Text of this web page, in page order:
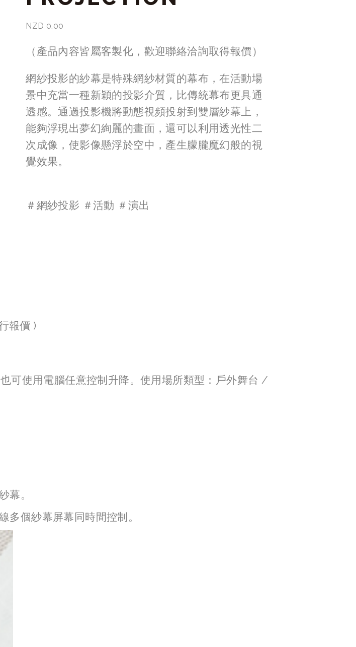
NZD 0.00
（產品內容皆屬客製化，歡迎聯絡洽詢取得報價）
網紗投影的紗幕是特殊網紗材質的幕布，在活動場
景中充當一種新穎的投影介質，比傳統幕布更具通
透感。通過投影機將動態視頻投射到雙層紗幕上，
能夠浮現出夢幻絢麗的畫面，還可以利用透光性二
次成像，使影像懸浮於空中，產生朦朧魔幻般的視
覺效果。
＃網紗投影 ＃活動 ＃演出
報價 )
可使用電腦任意控制升降。使用場所類型：戶外舞台 /
幕。
多個紗幕屏幕同時間控制。